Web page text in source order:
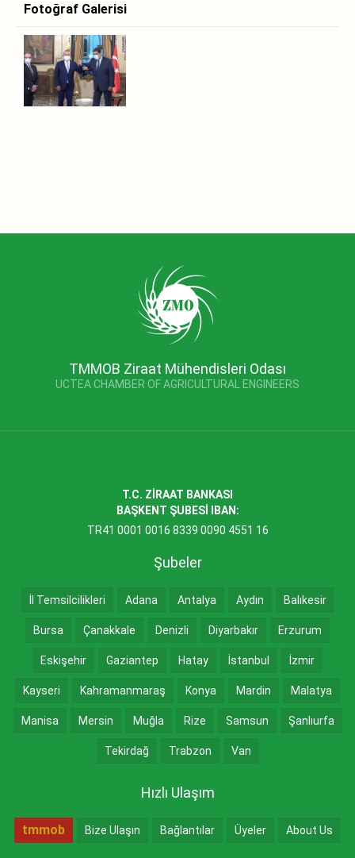
Fotoğraf Galerisi
TMMOB Ziraat Mühendisleri Odası
UCTEA CHAMBER OF AGRICULTURAL ENGINEERS
T.C. ZİRAAT BANKASI
BAŞKENT ŞUBESİ IBAN:
TR41 0001 0016 8339 0090 4551 16
Şubeler
İl Temsilcilikleri Adana Antalya Aydın Balıkesir
Bursa Çanakkale Denizli Diyarbakır Erzurum
Eskişehir Gaziantep Hatay İstanbul İzmir
Kayseri Kahramanmaraş Konya Mardin Malatya
Manisa Mersin Muğla Rize Samsun Şanlıurfa
Tekirdağ Trabzon Van
Hızlı Ulaşım
tmmob Bize Ulaşın Bağlantılar Üyeler About Us